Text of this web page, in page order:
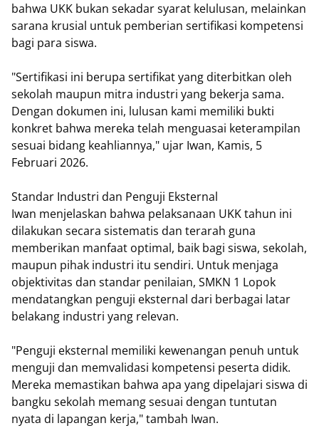
bahwa UKK bukan sekadar syarat kelulusan, melainkan
sarana krusial untuk pemberian sertifikasi kompetensi
bagi para siswa.
"Sertifikasi ini berupa sertifikat yang diterbitkan oleh
sekolah maupun mitra industri yang bekerja sama.
Dengan dokumen ini, lulusan kami memiliki bukti
konkret bahwa mereka telah menguasai keterampilan
sesuai bidang keahliannya," ujar Iwan, Kamis, 5
Februari 2026.
Standar Industri dan Penguji Eksternal
Iwan menjelaskan bahwa pelaksanaan UKK tahun ini
dilakukan secara sistematis dan terarah guna
memberikan manfaat optimal, baik bagi siswa, sekolah,
maupun pihak industri itu sendiri. Untuk menjaga
objektivitas dan standar penilaian, SMKN 1 Lopok
mendatangkan penguji eksternal dari berbagai latar
belakang industri yang relevan.
"Penguji eksternal memiliki kewenangan penuh untuk
menguji dan memvalidasi kompetensi peserta didik.
Mereka memastikan bahwa apa yang dipelajari siswa di
bangku sekolah memang sesuai dengan tuntutan
nyata di lapangan kerja," tambah Iwan.